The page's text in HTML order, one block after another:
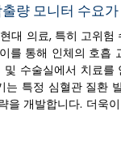
량 모니터 수요
대 의료, 특히 고위
를 통해 인체의 호
수술실에서 치료
는 특정 심혈관 질환
을 개발합니다. 더욱